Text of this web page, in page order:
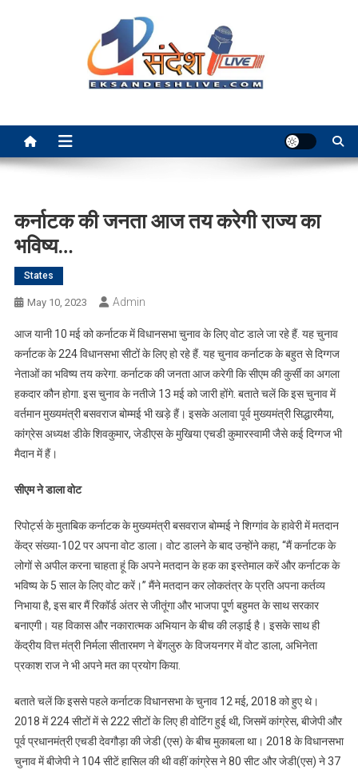
कर्नाटक की जनता आज तय करेगी राज्य का
भविष्य…
States
May 10, 2023 Admin
आज यानी 10 मई को कर्नाटक में विधानसभा चुनाव के लिए वोट डाले जा रहे हैं. यह चुनाव
कर्नाटक के 224 विधानसभा सीटों के लिए हो रहे हैं. यह चुनाव कर्नाटक के बहुत से दिग्गज
नेताओं का भविष्य तय करेगा. कर्नाटक की जनता आज करेगी कि सीएम की कुर्सी का अगला
हकदार कौन होगा. इस चुनाव के नतीजे 13 मई को जारी होंगे. बताते चलें कि इस चुनाव में
वर्तमान मुख्यमंत्री बसवराज बोम्मई भी खड़े हैं। इसके अलावा पूर्व मुख्यमंत्री सिद्धारमैया,
कांग्रेस अध्यक्ष डीके शिवकुमार, जेडीएस के मुखिया एचडी कुमारस्वामी जैसे कई दिग्गज भी
मैदान में हैं।
सीएम ने डाला वोट
रिपोर्ट्स के मुताबिक कर्नाटक के मुख्यमंत्री बसवराज बोम्मई ने शिग्गांव के हावेरी में मतदान
केंद्र संख्या-102 पर अपना वोट डाला। वोट डालने के बाद उन्होंने कहा, “मैं कर्नाटक के
लोगों से अपील करना चाहता हूं कि अपने मतदान के हक का इस्तेमाल करें और कर्नाटक के
भविष्य के 5 साल के लिए वोट करें।” मैंने मतदान कर लोकतंत्र के प्रति अपना कर्तव्य
निभाया है, इस बार मैं रिकॉर्ड अंतर से जीतूंगा और भाजपा पू्र्ण बहुमत के साथ सरकार
बनाएगी। यह विकास और नकारात्मक अभियान के बीच की लड़ाई है। इसके साथ ही
केंद्रीय वित्त मंत्री निर्मला सीतारमण ने बेंगलुरु के विजयनगर में वोट डाला, अभिनेता
प्रकाश राज ने भी अपने मत का प्रयोग किया.
बताते चलें कि इससे पहले कर्नाटक विधानसभा के चुनाव 12 मई, 2018 को हुए थे।
2018 में 224 सीटों में से 222 सीटों के लिए ही वोटिंग हुई थी, जिसमें कांग्रेस, बीजेपी और
पूर्व प्रधानमंत्री एचडी देवगौड़ा की जेडी (एस) के बीच मुकाबला था। 2018 के विधानसभा
चुनाव में बीजेपी ने 104 सीटें हासिल की थी वहीं कांग्रेस ने 80 सीट और जेडी(एस) ने 37